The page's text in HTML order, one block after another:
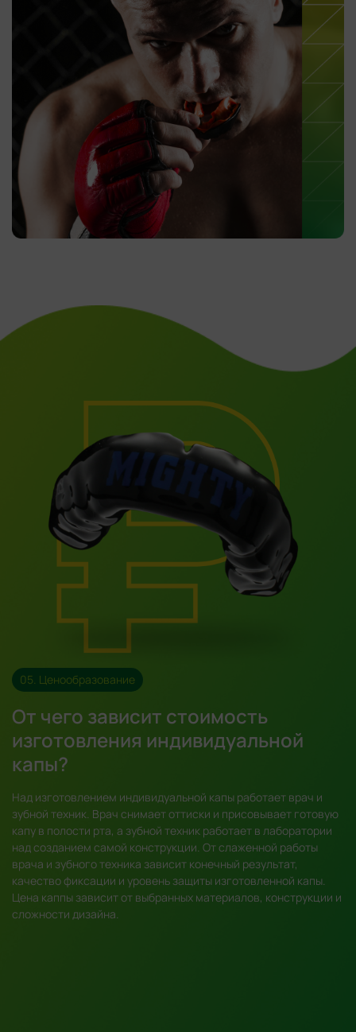
05. Ценообразование
От чего зависит стоимость
изготовления индивидуальной
капы?
Над изготовлением индивидуальной капы работает врач и
зубной техник. Врач снимает оттиски и присовывает готовую
капу в полости рта, а зубной техник работает в лаборатории
над созданием самой конструкции. От слаженной работы
врача и зубного техника зависит конечный результат,
качество фиксации и уровень защиты изготовленной капы.
Цена каппы зависит от выбранных материалов, конструкции и
сложности дизайна.